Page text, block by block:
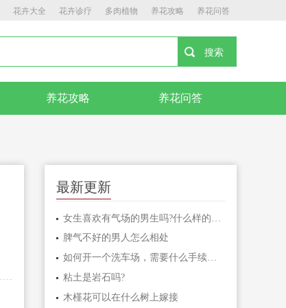
花卉大全 花卉诊疗 多肉植物 养花攻略 养花问答
养花攻略 养花问答
最新更新
脾气不好的男人怎么相处
如何开一个洗车场，需要什么手续，在哪些相关部门办理手续，整个流程是怎样的，麻烦各位说说，谢谢！！
粘土是岩石吗?
木槿花可以在什么树上嫁接